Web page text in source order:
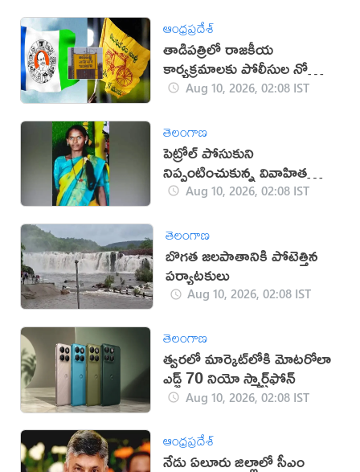
ఆంధ్రప్రదేశ్
తాడిపత్రిలో రాజకీయ
కార్యక్రమాలకు పోలీసుల నో
ఎంట్రీAug 10, 2026, 02:08 IST
తెలంగాణ
పెట్రోల్ పోసుకుని
నిప్పంటించుకున్న వివాహిత
మృతిAug 10, 2026, 02:08 IST
తెలంగాణ
బొగత జలపాతానికి పోటెత్తిన
పర్యాటకులు
Aug 10, 2026, 02:08 IST
తెలంగాణ
త్వరలో మార్కెట్‌లోకి మోటరోలా
ఎడ్జ్ 70 నియో స్మార్ట్‌ఫోన్
Aug 10, 2026, 02:08 IST
ఆంధ్రప్రదేశ్
నేడు ఏలూరు జిల్లాలో సీఎం